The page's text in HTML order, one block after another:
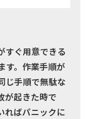
すぐ用意できる
す。作業手順が
じ手順で無駄な
が起きた時で
ればパニックに